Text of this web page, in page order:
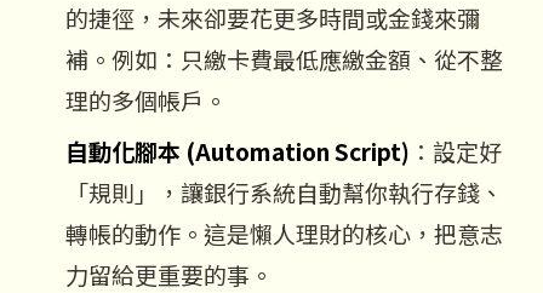
的捷徑，未來卻要花更多時間或金錢來彌
補。例如：只繳卡費最低應繳金額、從不整
理的多個帳戶。
自動化腳本 (Automation Script) ：設定好
「規則」，讓銀行系統自動幫你執行存錢、
轉帳的動作。這是懶人理財的核心，把意志
力留給更重要的事。